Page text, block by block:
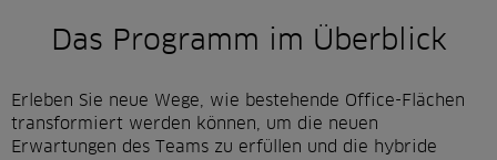
Das Programm im Überblick
Erleben Sie neue Wege, wie bestehende Office-Flächen
transformiert werden können, um die neuen
Erwartungen des Teams zu erfüllen und die hybride